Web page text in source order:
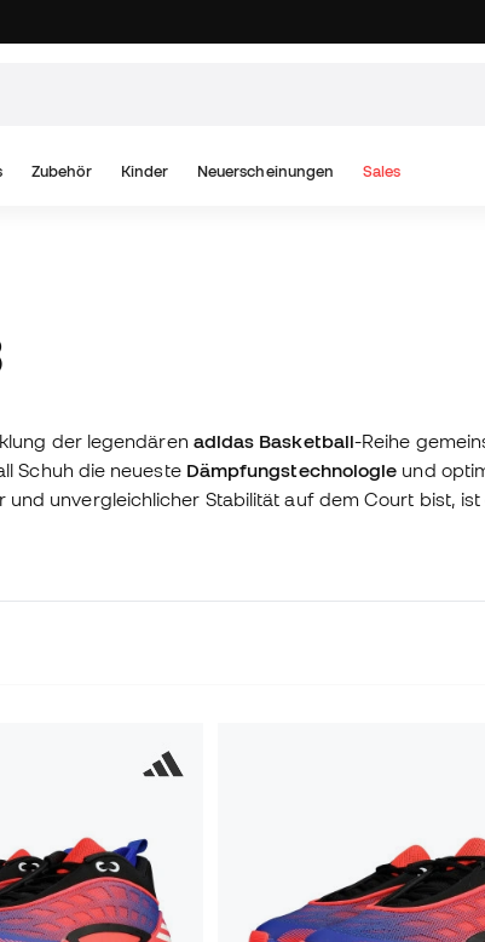
Zubehör Kinder Neuerscheinungen Sales
der legendären adidas Basketball-Reihe
Schuh die neueste Dämpfungstechnologie und
unvergleichlicher Stabilität auf dem Court bist,